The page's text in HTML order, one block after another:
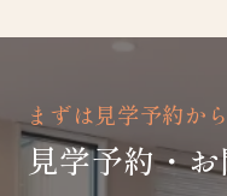
まずは見学予約から
見学予約・